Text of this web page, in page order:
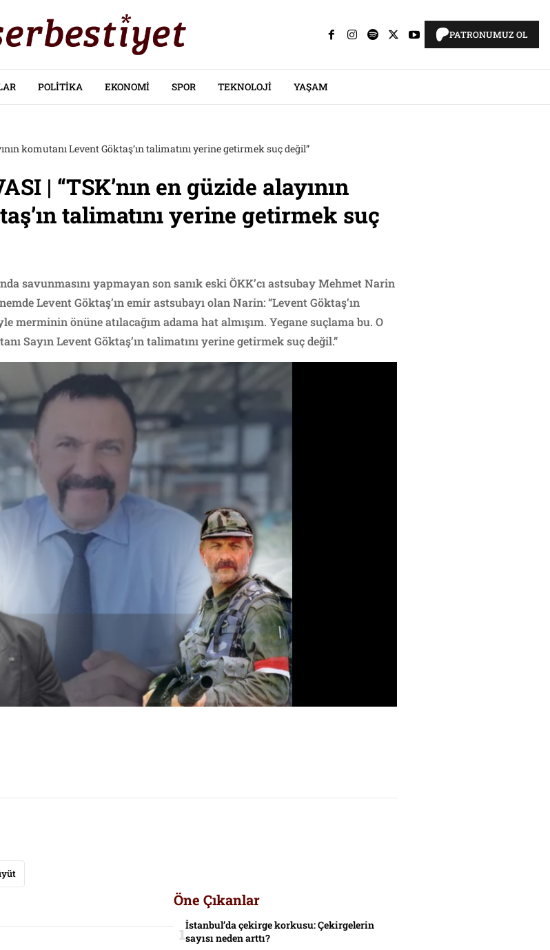
PATRONUMUZ OL
POLITIKA EKONOMI SPOR TEKNOLOJI YAŞAM
komutanı Levent Göktaş’ın talimatını yerine getirmek suç değil”
| “TSK’nın en güzide alayının
talimatını yerine getirmek suç
savunmasını yapmayan son sanık eski ÖKK’cı astsubay Mehmet Narin
Levent Göktaş’ın emir astsubayı olan Narin: “Levent Göktaş’ın
merminin önüne atılacağım adama hat almışım. Yegane suçlama bu. O
Sayın Levent Göktaş’ın talimatını yerine getirmek suç değil.”
Öne Çıkanlar
İstanbul’da çekirge korkusu: Çekirgelerin
sayısı neden arttı?